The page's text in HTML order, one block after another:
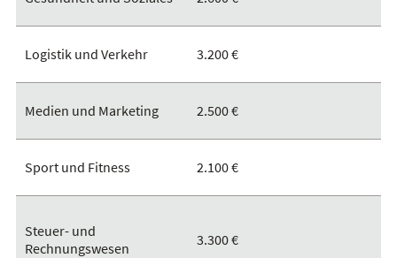
Logistik und Verkehr 3.200 €
Medien und Marketing 2.500 €
Sport und Fitness 2.100 €
Steuer- und
Rechnungswesen
3.300 €